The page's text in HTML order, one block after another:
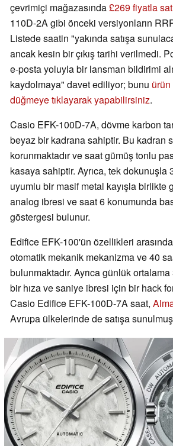
çevrimiçi mağazasında£269 fiyatla
110D-2A gibi önceki versiyonların
Listede saatin "yakında satışa
ancak kesin bir çıkış tarihi verilmedi.
e-posta yoluyla bir lansman bildirimi
kaydolmaya" davet ediliyor; bunu
düğmeye tıklayarak yapabilirsiniz.
Casio EFK-100D-7A, dövme karbon
beyaz bir kadrana sahiptir. Bu kadran
korunmaktadır ve saat gümüş tonlu
kasaya sahiptir. Ayrıca, tek dokunuşla
uyumlu bir masif metal kayışla birlikte
analog ibresi ve saat 6 konumunda
göstergesi bulunur.
Edifice EFK-100'ün özellikleri
otomatik mekanik mekanizma ve 40
bulunmaktadır. Ayrıca günlük
bir hıza ve saniye ibresi için bir hack
Casio Edifice EFK-100D-7A saat,
Avrupa ülkelerinde de satışa